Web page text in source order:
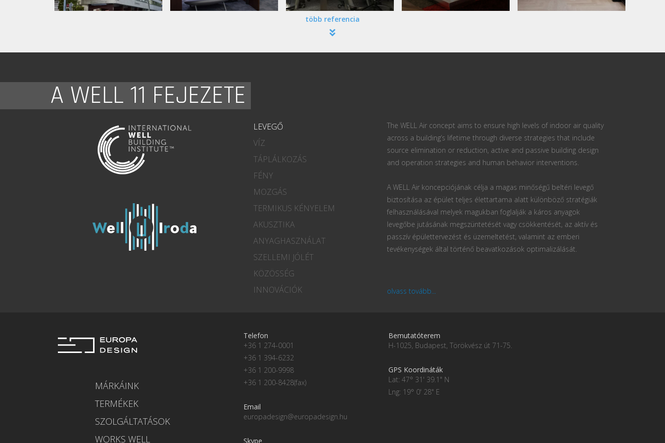
több referencia
A WELL 11 FEJEZETE
LEVEGŐ
VÍZ
TÁPLÁLKOZÁS
FÉNY
MOZGÁS
TERMIKUS KÉNYELEM
AKUSZTIKA
ANYAGHASZNÁLAT
SZELLEMI JÓLÉT
KÖZÖSSÉG
INNOVÁCIÓK
The WELL Air concept aims to ensure high levels of indoor air quality
across a building’s lifetime through diverse strategies that include
source elimination or reduction, active and passive building design
and operation strategies and human behavior interventions.
A WELL Air koncepciójának célja a magas minőségű beltéri levegő
biztosítása az épület teljes élettartama alatt különböző stratégiák
felhasználásával melyek magukban foglalják a káros anyagok
levegőbe jutásának megszüntetését vagy csökkentését, az aktív és
passzív épülettervezést és üzemeltetést, valamint az emberi
tevékenységek által történő beavatkozások optimalizálását.
olvass tovább...
MÁRKÁINK
TERMÉKEK
SZOLGÁLTATÁSOK
WORKS WELL
Telefon
+36 1 274-0001
+36 1 394-6232
+36 1 200-9998
+36 1 200-8428(fax)
Email
europadesign@europadesign.hu
Skype
Bemutatóterem
H-1025, Budapest, Törökvész út 71-75.
GPS Koordináták
Lat: 47° 31' 39.1" N
Lng: 19° 0' 28" E